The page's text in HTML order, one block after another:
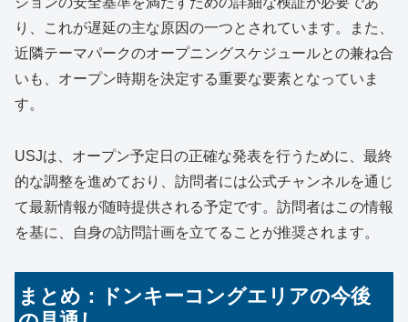
り、これが遅延の主な原因の一つとされています。また、
近隣テーマパークのオープニングスケジュールとの兼ね合
いも、オープン時期を決定する重要な要素となっていま
す。
USJは、オープン予定日の正確な発表を行うために、最終
的な調整を進めており、訪問者には公式チャンネルを通じ
て最新情報が随時提供される予定です。訪問者はこの情報
を基に、自身の訪問計画を立てることが推奨されます。
まとめ：ドンキーコングエリアの今後